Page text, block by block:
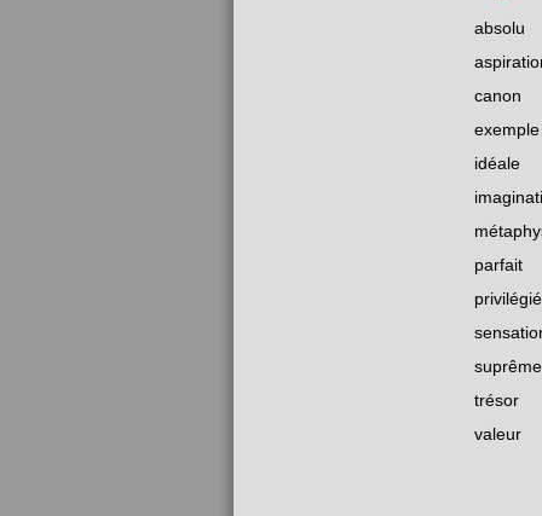
absolu
canon
exemple
idéale
parfait
privilégié
suprême
trésor
valeur